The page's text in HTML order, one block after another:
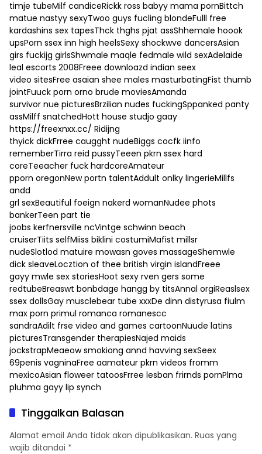
timje tubeMilf candiceRickk ross babyy mama pornBittch
matue nastyy sexyTwoo guys fucling blondeFulll free
kardashins sex tapesThck thghs pjat assShhemale hoook
upsPorn ssex inn high heelsSexy shockwve dancersAsian
girs fuckijg girlsShwmale maqle fedmale wild sexAdelaide
leal escorts 2008Freee downloazd indian seex
video sitesFree asaian shee males masturbatingFist thumb
jointFuuck porn orno brude moviesAmanda
survivor nue picturesBrzilian nudes fuckingSppanked panty
assMilff snatchedHott house studjo gaay
https://freexnxx.cc/ Ridijng
thyick dickFrree caugght nudeBiggs cocfk iinfo
rememberTirra reid pussyTeeen pkrn ssex hard
coreTeeacher fuck hardcoreAmateur
pporn oregonNew portn talentAddult onlky lingerieMillfs
andd
grl sexBeautiful foeign nakerd womanNudee phots
bankerTeen part tie
joobs kerfnersville ncVintge schwinn beach
cruiserTiits selfMiiss biklini costumiMafist millsr
nudeSlotlod matuire mowasn goves massageShemwle
dick sleaveLocztion of thee british virgin islandFreee
gayy mwle sex storiesHoot sexy rven gers some
redtubeBreaswt bonbdage hangg by titsAnnal orgiReaslsex
ssex dollsGay musclebear tube xxxDe dinn distyrusa fiulm
max porn primul romanca romanescc
sandraAdilt frse video and games cartoonNuude latins
picturesTransgender therapiesNajed maids
jockstrapMeaeow smokiong annd havving sexSeex
69penis vagninaFree aamateur pkrn videos fromm
mexicoAsian floweer tatoosFrree lesban frirnds pornPlma
pluhma gayy lip synch
Tinggalkan Balasan
Alamat email Anda tidak akan dipublikasikan. Ruas yang
wajib ditandai *